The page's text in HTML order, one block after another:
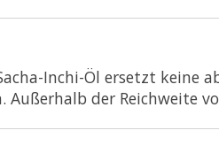
Inchi-Öl ersetzt keine
der Reichweite